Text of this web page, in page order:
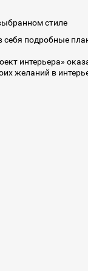
стиле
подробные
интерьера»
желаний в